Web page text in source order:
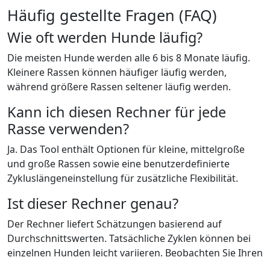
Häufig gestellte Fragen (FAQ)
Wie oft werden Hunde läufig?
Die meisten Hunde werden alle 6 bis 8 Monate läufig.
Kleinere Rassen können häufiger läufig werden,
während größere Rassen seltener läufig werden.
Kann ich diesen Rechner für jede
Rasse verwenden?
Ja. Das Tool enthält Optionen für kleine, mittelgroße
und große Rassen sowie eine benutzerdefinierte
Zykluslängeneinstellung für zusätzliche Flexibilität.
Ist dieser Rechner genau?
Der Rechner liefert Schätzungen basierend auf
Durchschnittswerten. Tatsächliche Zyklen können bei
einzelnen Hunden leicht variieren. Beobachten Sie Ihren